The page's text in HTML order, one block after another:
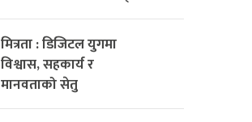
मित्रता : डिजिटल युगमा
विश्वास, सहकार्य र
मानवताको सेतु